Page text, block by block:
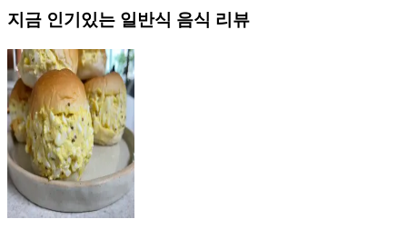
지금 인기있는 일반식 음식 리뷰